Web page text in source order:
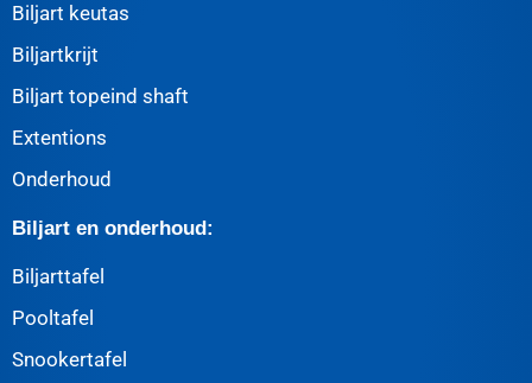
Biljart keutas
Biljartkrijt
Biljart topeind shaft
Extentions
Onderhoud
Biljart en onderhoud:
Biljarttafel
Pooltafel
Snookertafel